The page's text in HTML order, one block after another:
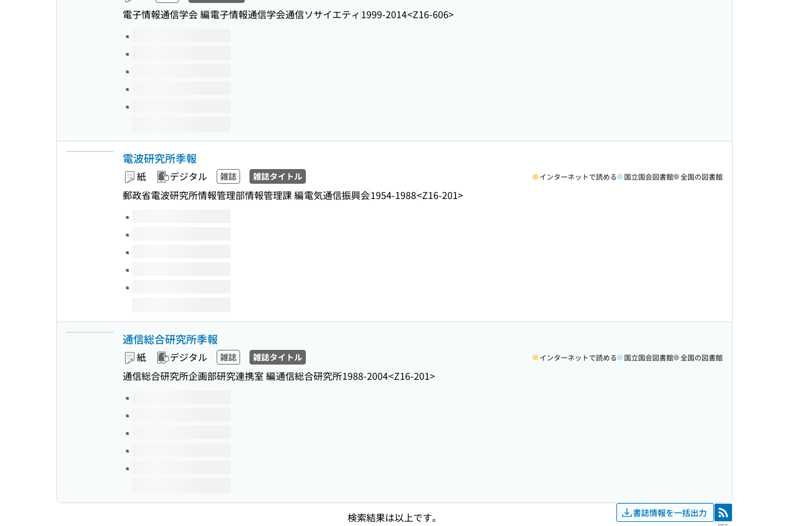
電子情報通信学会 編電子情報通信学会通信ソサイエティ 1999-2014<Z16-606>
このタイトルの巻号
電波研究所季報
紙 デジタル 雑誌 雑誌タイトル
郵政省電波研究所情報管理部情報管理課 編電気通信振興会1954-1988<Z16-201>
インターネットで読める 国立国会図書館 全国の図書館
このタイトルの巻号
通信総合研究所季報
紙 デジタル 雑誌 雑誌タイトル
通信総合研究所企画部研究連携室 編通信総合研究所1988-2004<Z16-201>
インターネットで読める 国立国会図書館 全国の図書館
このタイトルの巻号
検索結果は以上です。 書誌情報を一括出力 RSS